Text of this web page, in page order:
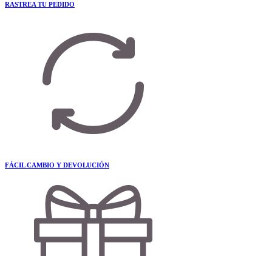
RASTREA TU PEDIDO
FÁCIL CAMBIO Y DEVOLUCIÓN